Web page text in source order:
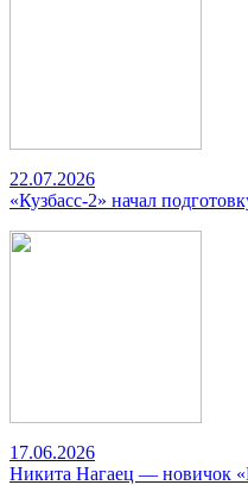
22.07.2026
«Кузбасс-2» начал
17.06.2026
Никита Нагаец — новичок